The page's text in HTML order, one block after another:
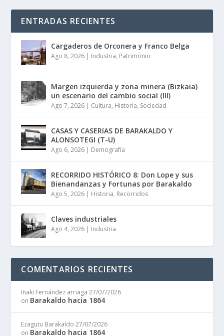
ENTRADAS RECIENTES
Cargaderos de Orconera y Franco Belga
Ago 8, 2026 | Industria, Patrimonio
Margen izquierda y zona minera (Bizkaia)
un escenario del cambio social (III)
Ago 7, 2026 | Cultura, Historia, Sociedad
CASAS Y CASERíAS DE BARAKALDO Y
ALONSOTEGI (T-U)
Ago 6, 2026 | Demografía
RECORRIDO HISTÓRICO 8: Don Lope y sus
Bienandanzas y Fortunas por Barakaldo
Ago 5, 2026 | Historia, Recorridos
Claves industriales
Ago 4, 2026 | Industria
COMENTARIOS RECIENTES
Iñaki Fernández arriaga 27/07/2026
on Barakaldo hacia 1864
Ezagutu Barakaldo 27/07/2026
on Barakaldo hacia 1864